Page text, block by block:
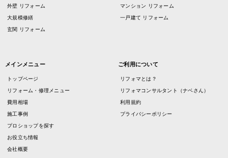
外壁 リフォーム
大規模修繕
玄関 リフォーム
マンション リフォーム
一戸建て リフォーム
メインメニュー
トップページ
リフォーム・修理メニュー
費用相場
施工事例
プロショップを探す
お役立ち情報
会社概要
ご利用について
リフォマとは？
リフォマコンサルタント（ナベさん）
利用規約
プライバシーポリシー